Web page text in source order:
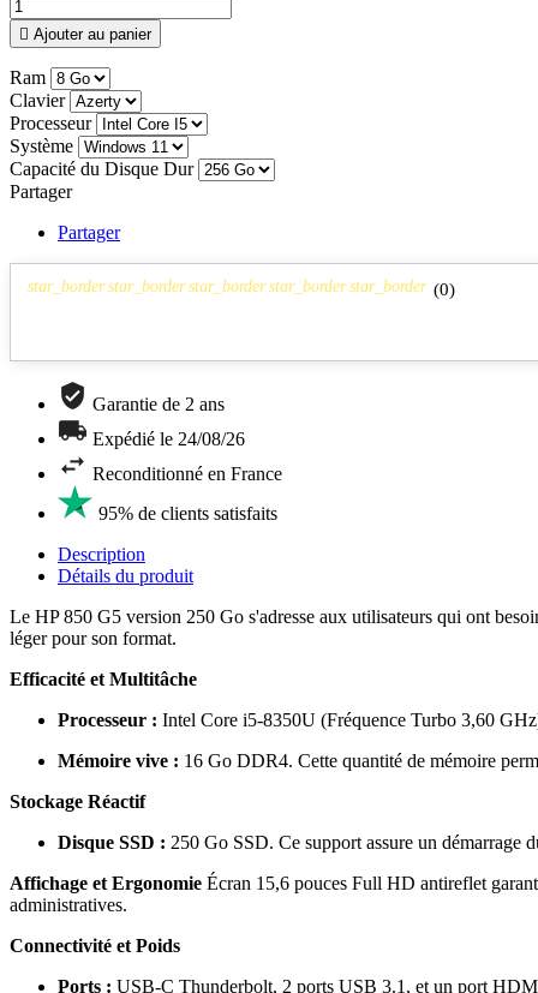
 Ajouter au panier
Ram
Clavier
Processeur
Système
Capacité du Disque Dur
Partager
Partager
star_border star_border star_border star_border star_border (0)
Garantie de 2 ans
Expédié le 24/08/26
Reconditionné en France
95% de clients satisfaits
Description
Détails du produit
Le HP 850 G5 version 250 Go s'adresse aux utilisateurs qui ont
léger pour son format.
Efficacité et Multitâche
Processeur : Intel Core i5-8350U (Fréquence Turbo 3,60
Mémoire vive : 16 Go DDR4. Cette quantité de mémoire
Stockage Réactif
Disque SSD : 250 Go SSD. Ce support assure un démarrage
Affichage et Ergonomie Écran 15,6 pouces Full HD antireflet
administratives.
Connectivité et Poids
Ports : USB-C Thunderbolt, 2 ports USB 3.1, et un port